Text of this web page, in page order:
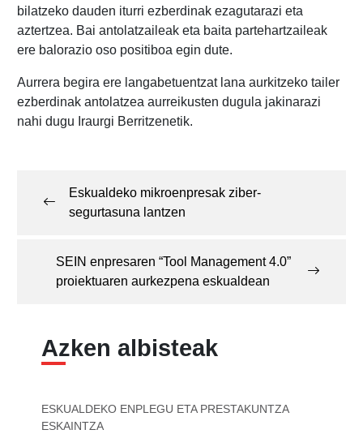
bilatzeko dauden iturri ezberdinak ezagutarazi eta
aztertzea. Bai antolatzaileak eta baita partehartzaileak
ere balorazio oso positiboa egin dute.
Aurrera begira ere langabetuentzat lana aurkitzeko tailer
ezberdinak antolatzea aurreikusten dugula jakinarazi
nahi dugu Iraurgi Berritzenetik.
Eskualdeko mikroenpresak ziber-
segurtasuna lantzen
SEIN enpresaren “Tool Management 4.0”
proiektuaren aurkezpena eskualdean
Azken albisteak
ESKUALDEKO ENPLEGU ETA PRESTAKUNTZA
ESKAINTZA